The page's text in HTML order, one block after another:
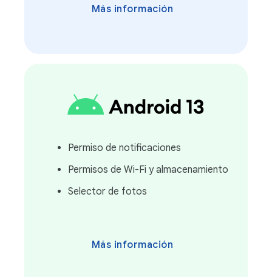
Más información
Permiso de notificaciones
Permisos de Wi-Fi y almacenamiento
Selector de fotos
Más información